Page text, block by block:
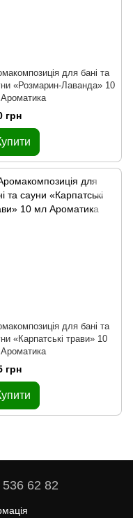
для бані та
«Розмарин-Лаванда» 10
грн
для бані та
«Карпатські трави» 10
грн
62 82